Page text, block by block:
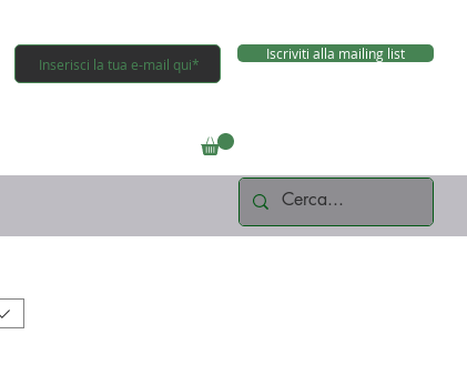
Iscriviti alla mailing list